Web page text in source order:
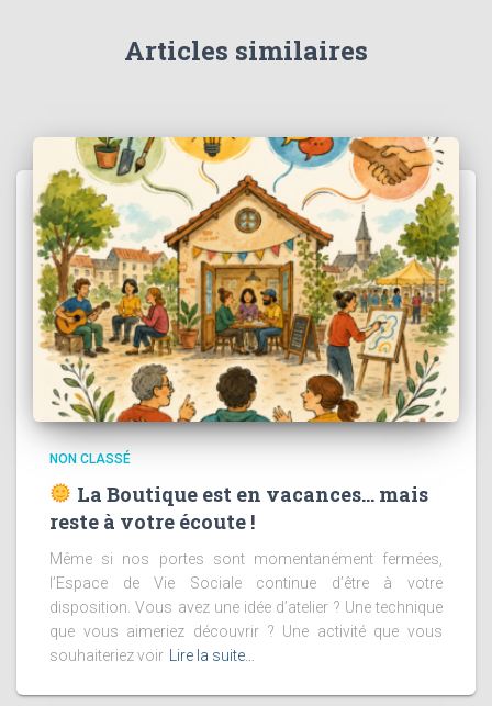
Articles similaires
NON CLASSÉ
La Boutique est en vacances… mais
reste à votre écoute !
Même si nos portes sont momentanément fermées,
l’Espace de Vie Sociale continue d’être à votre
disposition. Vous avez une idée d’atelier ? Une technique
que vous aimeriez découvrir ? Une activité que vous
souhaiteriez voir
Lire la suite…